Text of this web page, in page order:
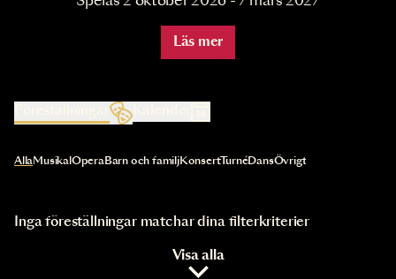
Läs mer
Kalender
Val av kategori uppdaterar innehållet automatiskt
AllaMusikal OperaBarn och familjKonsertTurnéDansÖvrigt
Inga föreställningar matchar dina filterkriterier
Visa alla